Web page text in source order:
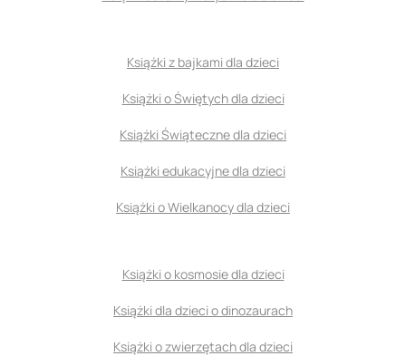
Książki z bajkami dla dzieci
Książki o Świętych dla dzieci
Książki Świąteczne dla dzieci
Książki edukacyjne dla dzieci
Książki o Wielkanocy dla dzieci
Książki o kosmosie dla dzieci
Książki dla dzieci o dinozaurach
Książki o zwierzętach dla dzieci